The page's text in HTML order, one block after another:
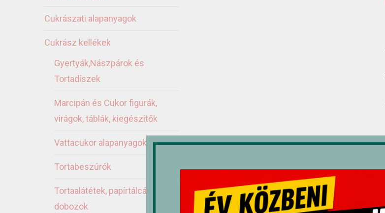
Cukrászati alapanyagok
Cukrász kellékek
Gyertyák,Nászpárok és
Tortadíszek
Marcipán és Cukor figurák,
virágok, táblák, kiegészítők
Vattacukor alapanyagok
Tortabeszúrók
Tortaalátétek, papírtálcák,
dobozok